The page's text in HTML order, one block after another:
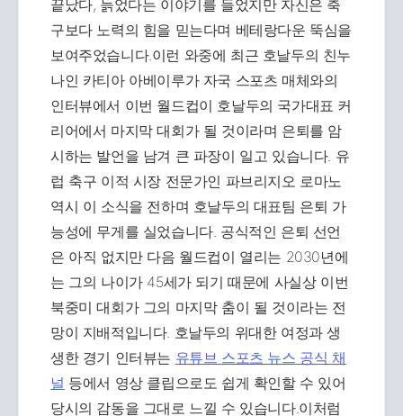
끝났다, 늙었다는 이야기를 들었지만 자신은 축
구보다 노력의 힘을 믿는다며 베테랑다운 뚝심을
보여주었습니다.이런 와중에 최근 호날두의 친누
나인 카티아 아베이루가 자국 스포츠 매체와의
인터뷰에서 이번 월드컵이 호날두의 국가대표 커
리어에서 마지막 대회가 될 것이라며 은퇴를 암
시하는 발언을 남겨 큰 파장이 일고 있습니다. 유
럽 축구 이적 시장 전문가인 파브리지오 로마노
역시 이 소식을 전하며 호날두의 대표팀 은퇴 가
능성에 무게를 실었습니다. 공식적인 은퇴 선언
은 아직 없지만 다음 월드컵이 열리는 2030년에
는 그의 나이가 45세가 되기 때문에 사실상 이번
북중미 대회가 그의 마지막 춤이 될 것이라는 전
망이 지배적입니다. 호날두의 위대한 여정과 생
생한 경기 인터뷰는 유튜브 스포츠 뉴스 공식 채
널 등에서 영상 클립으로도 쉽게 확인할 수 있어
당시의 감동을 그대로 느낄 수 있습니다.이처럼